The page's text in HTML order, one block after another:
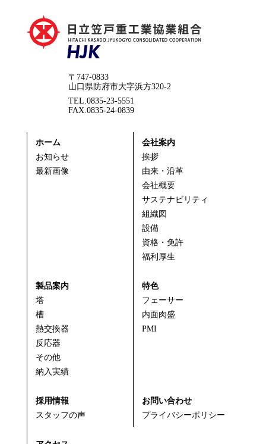
〒747-0833
山口県防府市大字浜方320-2
TEL.0835-23-5551
FAX.0835-24-0839
ホーム
お知らせ
最新画像
会社案内
挨拶
由来・沿革
会社概要
サステナビリティ
組織図
設備
資格・免許
福利厚生
製品案内
塔
槽
熱交換器
反応器
その他
納入実績
特色
フェーサー
内面肉盛
PMI
採用情報
スタッフの声
お問い合わせ
プライバシーポリシー